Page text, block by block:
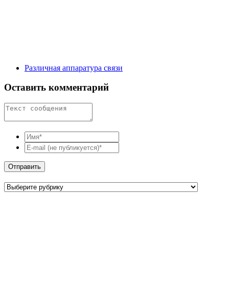
Различная аппаратура связи
Оставить комментарий